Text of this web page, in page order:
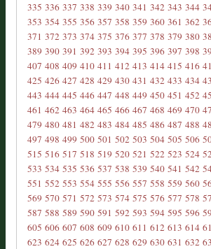
335 336 337 338 339 340 341 342 343 344
353 354 355 356 357 358 359 360 361 362
371 372 373 374 375 376 377 378 379 380
389 390 391 392 393 394 395 396 397 398
407 408 409 410 411 412 413 414 415 416
425 426 427 428 429 430 431 432 433 434
443 444 445 446 447 448 449 450 451 452
461 462 463 464 465 466 467 468 469 470
479 480 481 482 483 484 485 486 487 488
497 498 499 500 501 502 503 504 505 506
515 516 517 518 519 520 521 522 523 524
533 534 535 536 537 538 539 540 541 542
551 552 553 554 555 556 557 558 559 560
569 570 571 572 573 574 575 576 577 578
587 588 589 590 591 592 593 594 595 596
605 606 607 608 609 610 611 612 613 614
623 624 625 626 627 628 629 630 631 632